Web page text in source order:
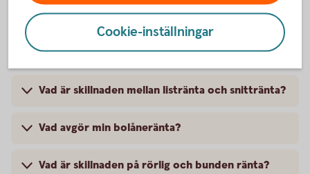
Vanliga frågor om bolåneräntor
Vad är skillnaden mellan listränta och snittränta?
Vad avgör min bolåneränta?
Vad är skillnaden på rörlig och bunden ränta?
Cookie-inställningar